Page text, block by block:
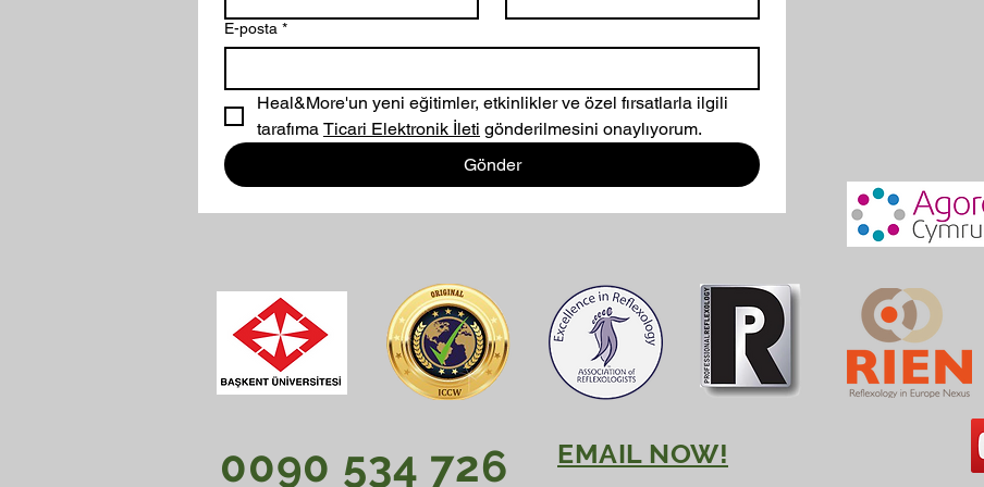
E-posta *
Heal&More'un yeni eğitimler, etkinlikler ve özel fırsatlarla ilgili
tarafıma Ticari Elektronik İleti gönderilmesini onaylıyorum.
Gönder
​​0090 534 726 EMAIL NOW!